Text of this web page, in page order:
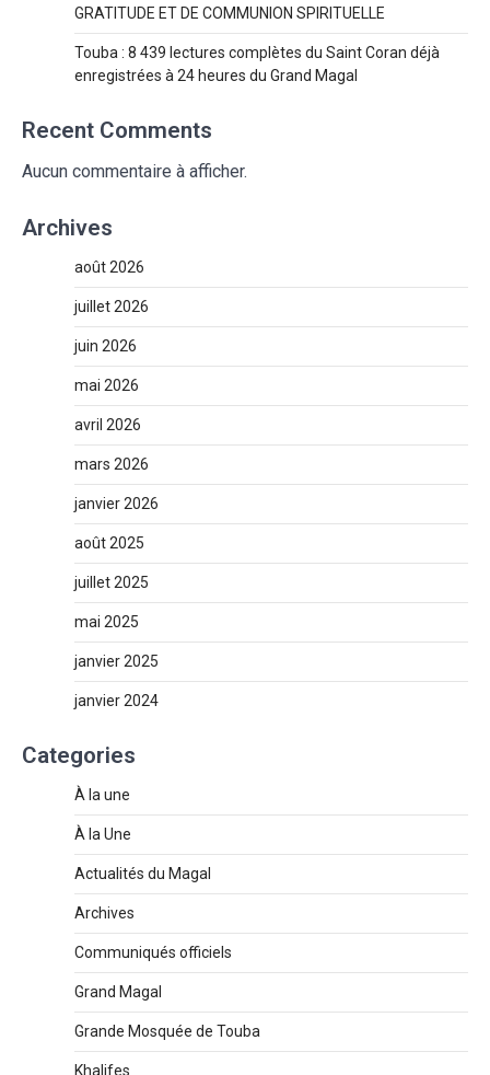
GRATITUDE ET DE COMMUNION SPIRITUELLE
Touba : 8 439 lectures complètes du Saint Coran déjà
enregistrées à 24 heures du Grand Magal
Recent Comments
Aucun commentaire à afficher.
Archives
août 2026
juillet 2026
juin 2026
mai 2026
avril 2026
mars 2026
janvier 2026
août 2025
juillet 2025
mai 2025
janvier 2025
janvier 2024
Categories
À la une
À la Une
Actualités du Magal
Archives
Communiqués officiels
Grand Magal
Grande Mosquée de Touba
Khalifes